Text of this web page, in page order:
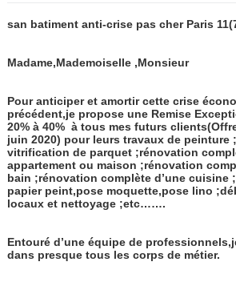
san batiment anti-crise pas cher Paris 11
Madame,Mademoiselle ,Monsieur
Pour anticiper et amortir cette crise
précédent,je propose une Remise
20% à 40% à tous mes futurs
juin 2020) pour leurs travaux de peinture
vitrification de parquet ;rénovation
appartement ou maison ;rénovation
bain ;rénovation complète d’une cuisine
papier peint,pose moquette,pose lino
locaux et nettoyage ;etc…….
Entouré d’une équipe de
dans presque tous les corps de métier.